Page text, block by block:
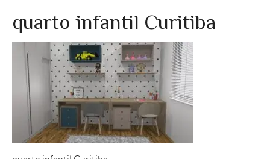
quarto infantil Curitiba